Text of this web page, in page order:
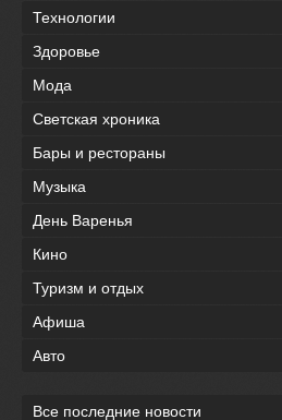
Технологии
Здоровье
Мода
Светская хроника
Бары и рестораны
Музыка
День Варенья
Кино
Туризм и отдых
Афиша
Авто
Все последние новости